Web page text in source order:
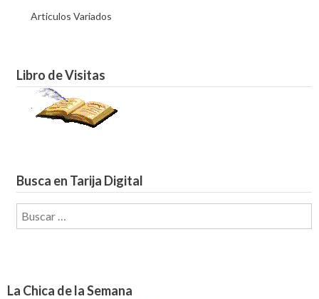
Articulos Variados
Libro de Visitas
Busca en Tarija Digital
Buscar:
La Chica de la Semana